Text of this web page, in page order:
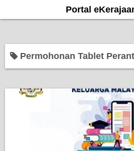
k
Portal
Permohonan Tablet